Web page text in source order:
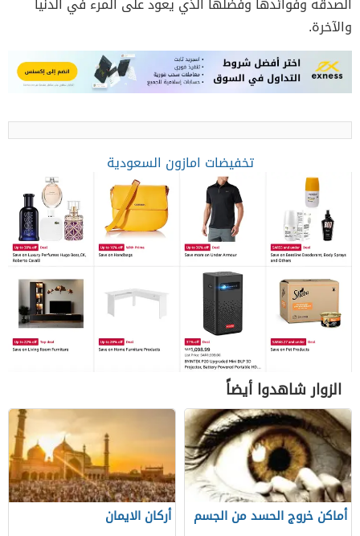
والآخرة.
تخفيضات امازون السعودية
الزوار شاهدوا أيضاً
أماكن خروج الحسد من الجسم أركان الايمان